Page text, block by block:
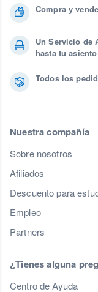
Compra y
Un Servicio de
hasta tu asiento
Todos los
Nuestra compañía
Sobre nosotros
Afiliados
Descuento para
Empleo
Partners
¿Tienes alguna
Centro de Ayuda